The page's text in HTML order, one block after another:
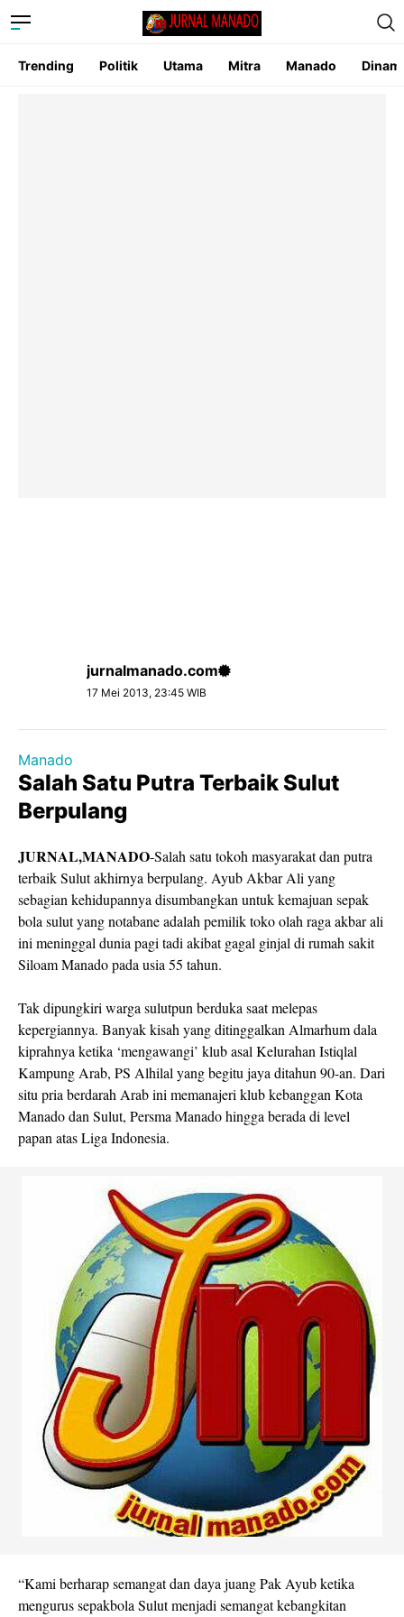
Trending Politik Utama Mitra Manado
jurnalmanado.com
17 Mei 2013, 23:45 WIB
Manado
Salah Satu Putra Terbaik Sulut
Berpulang
JURNAL,MANADO-Salah satu tokoh masyarakat dan putra
terbaik Sulut akhirnya berpulang. Ayub Akbar Ali yang
sebagian kehidupannya disumbangkan untuk kemajuan sepak
bola sulut yang notabane adalah pemilik toko olah raga akbar ali
ini meninggal dunia pagi tadi akibat gagal ginjal di rumah sakit
Siloam Manado pada usia 55 tahun.
Tak dipungkiri warga sulutpun berduka saat melepas
kepergiannya. Banyak kisah yang ditinggalkan Almarhum dala
kiprahnya ketika ‘mengawangi’ klub asal Kelurahan Istiqlal
Kampung Arab, PS Alhilal yang begitu jaya ditahun 90-an. Dari
situ pria berdarah Arab ini memanajeri klub kebanggan Kota
Manado dan Sulut, Persma Manado hingga berada di level
papan atas Liga Indonesia.
“Kami berharap semangat dan daya juang Pak Ayub ketika
mengurus sepakbola Sulut menjadi semangat kebangkitan